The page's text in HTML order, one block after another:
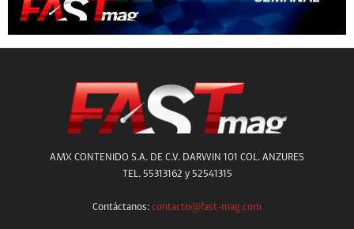
AMX CONTENIDO S.A. DE C.V. DARWIN 101 COL. ANZURES
TEL. 55313162 y 52541315
Contáctanos: contacto@fast-mag.com